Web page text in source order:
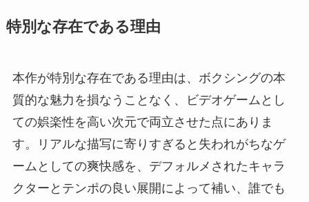
特別な存在である理由
本作が特別な存在である理由は、ボクシングの本
質的な魅力を損なうことなく、ビデオゲームとし
ての娯楽性を高い次元で両立させた点にありま
す。リアルな描写に寄りすぎると失われがちなゲ
ームとしての爽快感を、デフォルメされたキャラ
クターとテンポの良い展開によって補い、誰でも